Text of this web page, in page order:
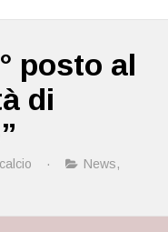
posto al
di
· News,